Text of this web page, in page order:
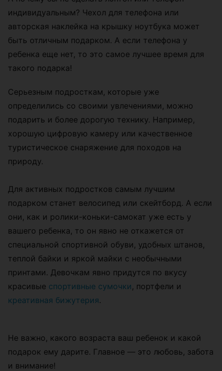
индивидуальным? Чехол для телефона или
авторская наклейка на крышку ноутбука может
быть отличным подарком. А если телефона у
ребенка еще нет, то это самое лучшее время для
такого подарка!
Серьезным подросткам, которые уже
определились со своими увлечениями, можно
подарить и более дорогую технику. Например,
хорошую цифровую камеру или качественное
туристическое снаряжение для походов на
природу.
Для активных подростков самым лучшим
подарком станет велосипед или скейтборд. А если
они, как и ролики-коньки-самокат уже есть у
вашего ребенка, то он явно не откажется от
специальной спортивной обуви, удобных штанов,
теплой байки и яркой майки с необычными
принтами. Девочкам явно придутся по вкусу
красивые спортивные сумочки , портфели и
креативная бижутерия.
Не важно, какого возраста ваш ребенок и какой
подарок ему дарите. Главное — это любовь, забота
и внимание!